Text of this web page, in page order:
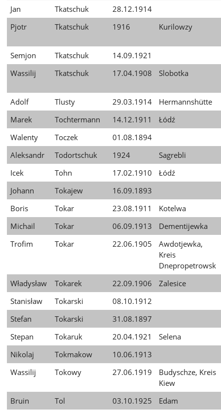
Jan
Tkatschuk
28.12.1914
Pjotr
Tkatschuk 1916 Kurilowzy
Semjon Tkatschuk
14.09.1921
Wassilij
Tkatschuk 17.04.1908 Slobotka
Adolf Tlusty 29.03.1914
Hermannshütte
Marek
Tochtermann 14.12.1911
Łódź
Walenty
Toczek
01.08.1894
Aleksandr
Todortschuk 1924
Sagrebli
Icek
Tohn 17.02.1910
Łódź
Johann
Tokajew
16.09.1893
Boris
Tokar 23.08.1911
Kotelwa
Michail
Tokar 06.09.1913
Dementijewka
Trofim
Tokar 22.06.1905
Awdotjewka,
Kreis
Dnepropetrowsk
Władysław
Tokarek 22.09.1906
Zalesice
Stanisław
Tokarski
08.10.1912
Stefan
Tokarski
31.08.1897
Stepan
Tokaruk 20.04.1921
Selena
Nikolaj
Tokmakow
10.06.1913
Wassilij
Tokowy 27.06.1919
Budyschze, Kreis
Kiew
Bruin
Tol 03.10.1925
Edam